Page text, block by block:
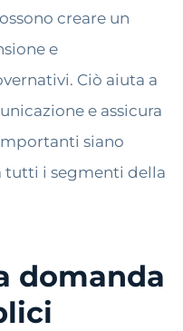
creare un
e
Ciò aiuta a
e assicura
siano
tutti i segmenti della
domanda